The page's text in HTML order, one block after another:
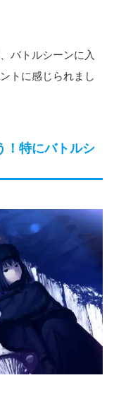
バトルシーンに入
トに感じられまし
！特にバトルシ